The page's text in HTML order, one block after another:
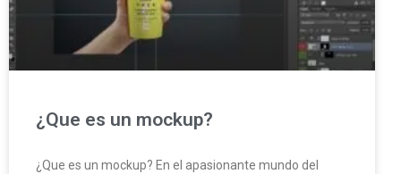
¿Que es un mockup?
¿Que es un mockup? En el apasionante mundo del